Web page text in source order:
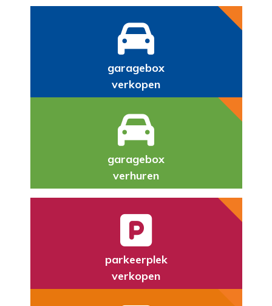
garagebox
verkopen
garagebox
verhuren
parkeerplek
verkopen